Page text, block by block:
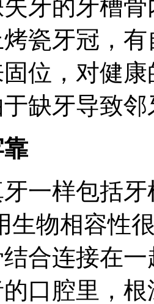
牙的牙槽
瓷牙冠，
位，对健
缺牙导致
一样包括
生物相容性
合连接在
口腔里，